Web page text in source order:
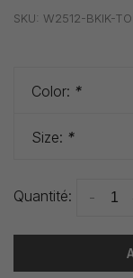
SKU: W2512-BKIK-
Color: *
Size: *
Quantité: -